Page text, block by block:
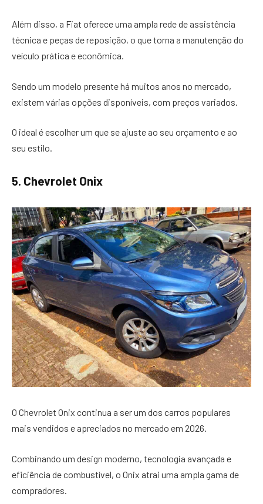
Além disso, a Fiat oferece uma ampla rede de assistência
técnica e peças de reposição, o que torna a manutenção do
veículo prática e econômica.
Sendo um modelo presente há muitos anos no mercado,
existem várias opções disponíveis, com preços variados.
O ideal é escolher um que se ajuste ao seu orçamento e ao
seu estilo.
5. Chevrolet Onix
O Chevrolet Onix continua a ser um dos carros populares
mais vendidos e apreciados no mercado em 2026.
Combinando um design moderno, tecnologia avançada e
eficiência de combustível, o Onix atrai uma ampla gama de
compradores.